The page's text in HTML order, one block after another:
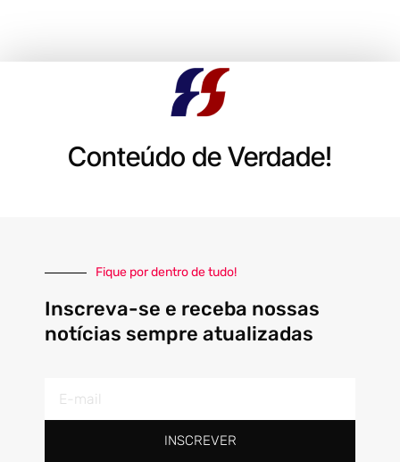
Conteúdo de Verdade!
Fique por dentro de tudo!
Inscreva-se e receba nossas
notícias sempre atualizadas
mail
INSCREVER